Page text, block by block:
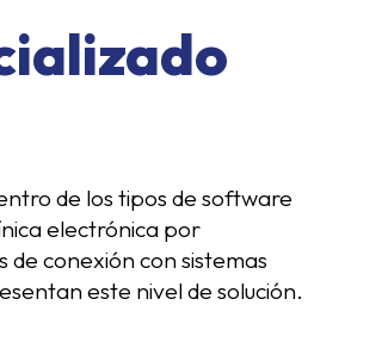
de los tipos de software
electrónica por
conexión con sistemas
este nivel de solución.